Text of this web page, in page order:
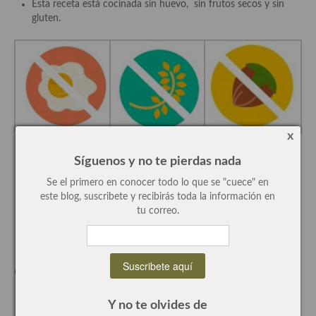
Recetas de fiesta, Navidad y días señalados
Resumen tematicos de recetas
Cocinas del mundo
Cocina Americana
Cocina Brasileña
Cocina colombiana
Cocina Venezolana
Cocina de Estados Unidos
Esta receta está cocinada sin huevo, sin frutos secos y sin
gluten.
¡Cómo preparar calabaza
elaboración:
x
Síguenos y no te pierdas nada
Se el primero en conocer todo lo que se "cuece" en
este blog, suscribete y recibirás toda la información en
tu correo.
Y no te olvides de